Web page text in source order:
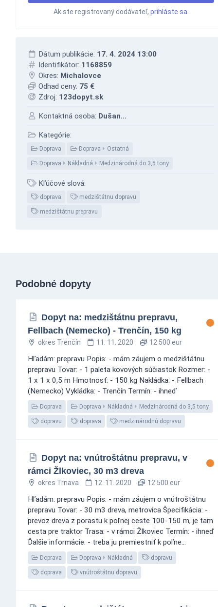
Ak ste registrovaný dodávateľ, prihláste sa
Dátum publikácie: 17. 4. 2024 13:00
Identifikátor: 1168859
Okres: Michalovce
Odhad ceny: 75 €
Zdroj: 123dopyt.sk
Kontaktná osoba: Dušan...
Kategórie:
Doprava Doprava Ostatná
Doprava Nákladná Medzinárodná do 3,5 tony
Kľúčové slová:
doprava medzištátnu dopravu
medzištátnu prepravu
Podobné dopyty
Dopyt na: medzištátnu prepravu,
Fellbach (Nemecko) - Trenčín, 150 kg
okres Trenčín 11. 11. 2020 12 500 eur
Hľadám: prepravu Popis: - mám záujem o medzištátnu
prepravu Tovar: - 1 paleta kovových súčiastok Rozmer: -
1 x 1 x 0,5 m Hmotnosť: - 150 kg Nakládka: - Fellbach
(Nemecko) Vykládka: - Trenčín Termín: - ihneď
Doprava Doprava Nákladná Medzinárodná do 3,5 tony
dopravu doprava medzinárodnú dopravu
Dopyt na: vnútroštátnu prepravu, v
rámci Žlkoviec, 30 m3 dreva
okres Trnava 12. 11. 2020 12 500 eur
Hľadám: prepravu Popis: - mám záujem o vnútroštátnu
prepravu Tovar: - 30 m3 dreva, metrovica Špecifikácia: -
prevoz dreva z porastu k poľnej ceste 100-150 m, je tam
cesta pre traktor Trasa: - v rámci Žlkoviec Termín: - ihneď
Ďalšie informácie: - treba ju premiestniť k poľne...
Doprava Doprava Nákladná dopravu
doprava vnútroštátnu dopravu